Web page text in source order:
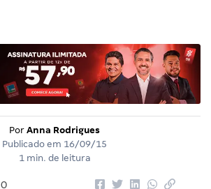
Por Anna Rodrigues
Publicado em 16/09/15
1 min. de leitura
0